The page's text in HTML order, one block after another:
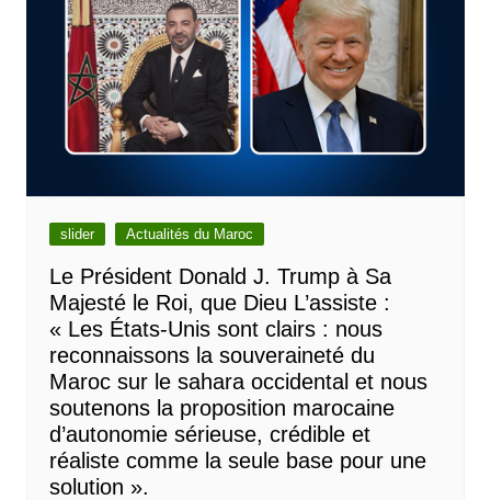
slider Actualités du Maroc
Le Président Donald J. Trump à Sa
Majesté le Roi, que Dieu L’assiste :
« Les États-Unis sont clairs : nous
reconnaissons la souveraineté du
Maroc sur le sahara occidental et nous
soutenons la proposition marocaine
d’autonomie sérieuse, crédible et
réaliste comme la seule base pour une
solution ».